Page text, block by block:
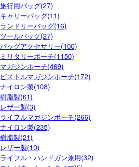
旅行用バッグ(27)
キャリーバッグ(11)
ランドリーバッグ(16)
ツールバッグ(27)
バッグアクセサリー(100)
ミリタリーポーチ(1150)
マガジンポーチ(469)
ピストルマガジンポーチ(172)
ナイロン製(108)
樹脂製(61)
レザー製(3)
ライフルマガジンポーチ(266)
ナイロン製(235)
樹脂製(21)
レザー製(10)
ライフル・ハンドガン兼用(32)